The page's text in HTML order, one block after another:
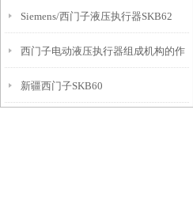
Siemens/西门子液压执行器SKB62
西门子电动液压执行器组成机构的作
用
新疆西门子SKB60